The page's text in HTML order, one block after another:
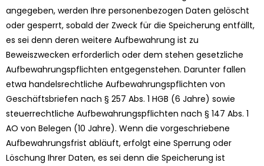
angegeben, werden Ihre personenbezogen Daten gelöscht
oder gesperrt, sobald der Zweck für die Speicherung entfällt,
es sei denn deren weitere Aufbewahrung ist zu
Beweiszwecken erforderlich oder dem stehen gesetzliche
Aufbewahrungspflichten entgegenstehen. Darunter fallen
etwa handelsrechtliche Aufbewahrungspflichten von
Geschäftsbriefen nach § 257 Abs. 1 HGB (6 Jahre) sowie
steuerrechtliche Aufbewahrungspflichten nach § 147 Abs. 1
AO von Belegen (10 Jahre). Wenn die vorgeschriebene
Aufbewahrungsfrist abläuft, erfolgt eine Sperrung oder
Löschung Ihrer Daten, es sei denn die Speicherung ist